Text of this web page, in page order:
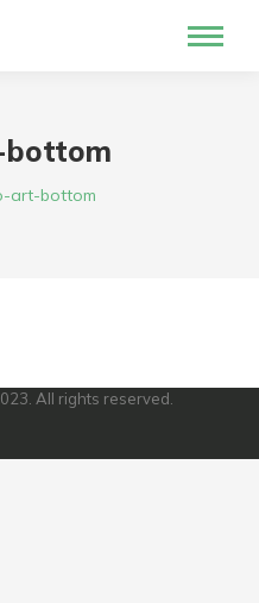
art-bottom
All rights reserved.